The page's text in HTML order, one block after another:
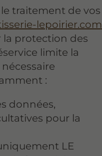
le traitement de vos
lepoirier.com
la protection des
limite la
:
données,
pour la
LE